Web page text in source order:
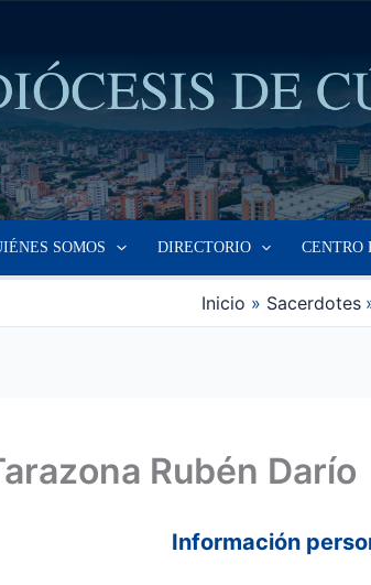
SOMOS DIRECTORIO CENTRO
Inicio Sacerdotes
Rubén Darío
Información